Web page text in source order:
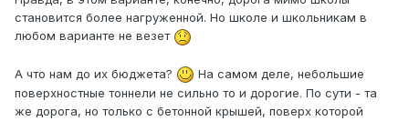
становится более нагруженной. Но школе и школьникам в
любом варианте не везет
А что нам до их бюджета?
На самом деле, небольшие
поверхностные тоннели не сильно то и дорогие. По сути - та
же дорога, но только с бетонной крышей, поверх которой